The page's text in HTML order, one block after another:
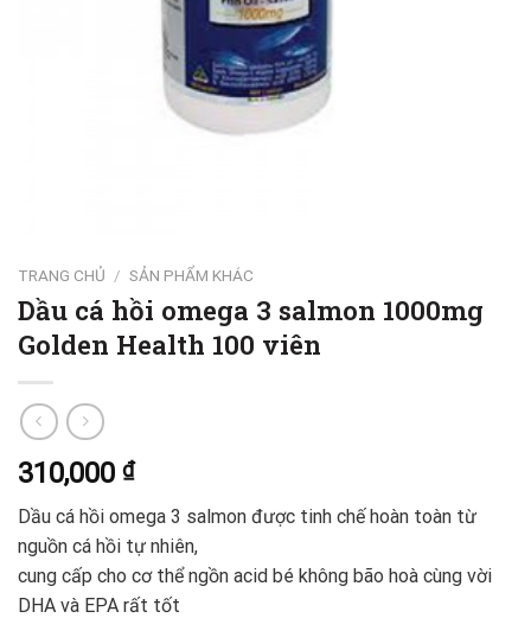
TRANG CHỦ / SẢN PHẨM KHÁC
Dầu cá hồi omega 3 salmon 1000mg
Golden Health 100 viên
310,000 ₫
Dầu cá hồi omega 3 salmon được tinh chế hoàn toàn từ
nguồn cá hồi tự nhiên,
cung cấp cho cơ thể ngồn acid bé không bão hoà cùng vời
DHA và EPA rất tốt